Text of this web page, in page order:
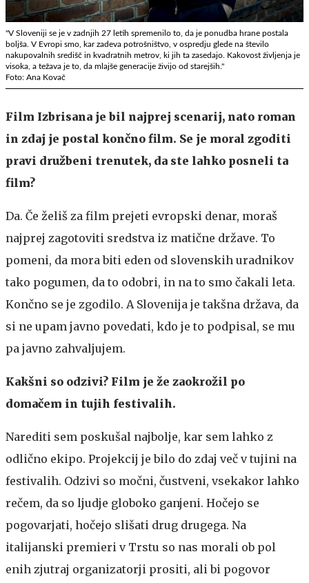
"V Sloveniji se je v zadnjih 27 letih spremenilo to, da je ponudba hrane postala
boljša. V Evropi smo, kar zadeva potrošništvo, v ospredju glede na število
nakupovalnih središč in kvadratnih metrov, ki jih ta zasedajo. Kakovost življenja je
visoka, a težava je to, da mlajše generacije živijo od starejših."
Foto: Ana Kovač
Film Izbrisana je bil najprej scenarij, nato roman
in zdaj je postal končno film. Se je moral zgoditi
pravi družbeni trenutek, da ste lahko posneli ta
film?
Da. Če želiš za film prejeti evropski denar, moraš
najprej zagotoviti sredstva iz matične države. To
pomeni, da mora biti eden od slovenskih uradnikov
tako pogumen, da to odobri, in na to smo čakali leta.
Končno se je zgodilo. A Slovenija je takšna država, da
si ne upam javno povedati, kdo je to podpisal, se mu
pa javno zahvaljujem.
Kakšni so odzivi? Film je že zaokrožil po
domačem in tujih festivalih.
Narediti sem poskušal najbolje, kar sem lahko z
odlično ekipo. Projekcij je bilo do zdaj več v tujini na
festivalih. Odzivi so močni, čustveni, vsekakor lahko
rečem, da so ljudje globoko ganjeni. Hočejo se
pogovarjati, hočejo slišati drug drugega. Na
italijanski premieri v Trstu so nas morali ob pol
enih zjutraj organizatorji prositi, ali bi pogovor